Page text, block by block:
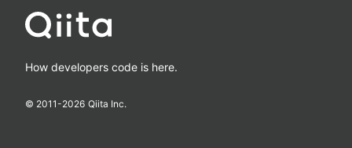
How developers code is here.
© 2011-2026 Qiita Inc.